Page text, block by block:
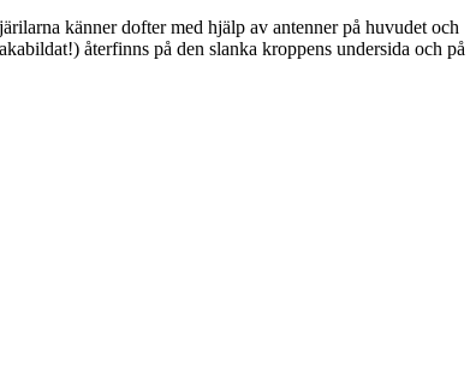
känner dofter med hjälp av antenner på huvudet och
återfinns på den slanka kroppens undersida och på